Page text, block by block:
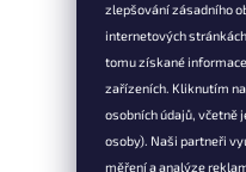
zlepšování zásadního
internetových
tomu získané
zařízeních. Kliknutím
osobních údajů,
osoby). Naši partneři
měření a analýze
Informace
Věrnostní slevy
Doprava a
Výměna,
reklamace